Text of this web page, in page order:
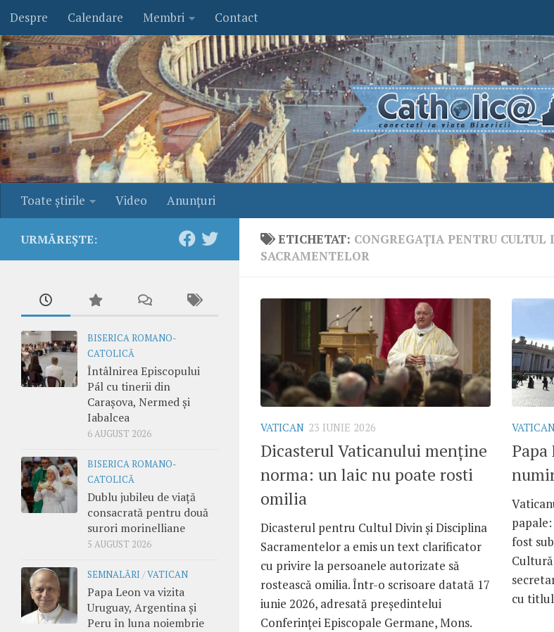
Skip to content
Despre Calendare Membri Contact
Toate ştirile Video Anunţuri
ETICHETAT: CONGREGAŢIA PENTRU
SACRAMENTELOR
VATICAN 23 IUNIE 2026
Dicasterul Vaticanului menține
norma: un laic nu poate rosti
omilia
Dicasterul pentru Cultul Divin și Disciplina
Sacramentelor a emis un text clarificator
cu privire la persoanele autorizate să
rostească omilia. Într-o scrisoare datată 17
iunie 2026, adresată președintelui
Conferinței Episcopale Germane, Mons.
fost
cu
URMĂREȘTE:
BISERICA ROMANO-
CATOLICĂ
Întâlnirea Episcopului
Pál cu tinerii din
Carașova, Nermed și
Iabalcea
6 AUGUST 2026
BISERICA ROMANO-
CATOLICĂ
Dublu jubileu de viață
consacrată pentru două
surori morinelliane
5 AUGUST 2026
SEMNALĂRI /VATICAN
Papa Leon va vizita
Uruguay, Argentina și
Peru în luna noiembrie